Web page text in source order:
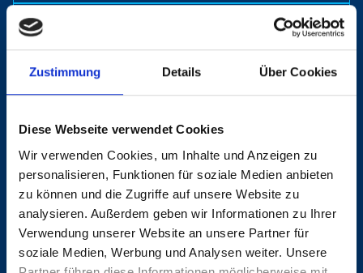
Zustimmung Details Über Cookies
Diese Webseite verwendet Cookies
Wir verwenden Cookies, um Inhalte und Anzeigen zu
personalisieren, Funktionen für soziale Medien anbieten
zu können und die Zugriffe auf unsere Website zu
analysieren. Außerdem geben wir Informationen zu Ihrer
Verwendung unserer Website an unsere Partner für
soziale Medien, Werbung und Analysen weiter. Unsere
Seafreight Operation Manager
(w/m/d)
Region: Hamburg Nummer: 2577
Luftfrachtspezialist Projects
(m/w/d)
Region: Nordrhein-
Westfalen
Nummer: 2575